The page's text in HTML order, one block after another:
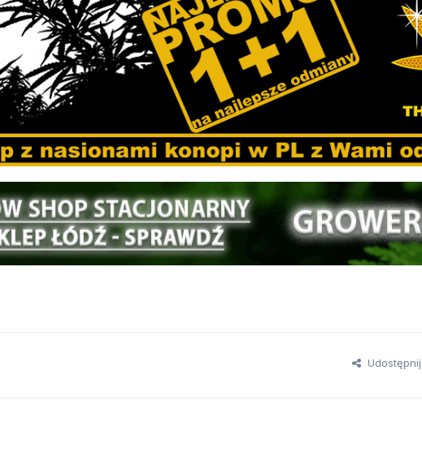
Udostępnij